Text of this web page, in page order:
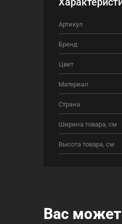
Артикул
Бренд
Цвет
Материал
Страна
Ширина товара, см
Высота товара, см
Вас может